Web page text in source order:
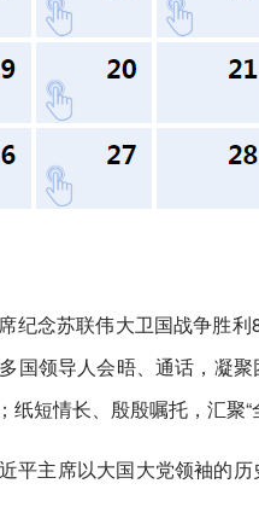
纪念苏联伟大卫国战争胜
国领导人会晤、通话，凝
纸短情长、殷殷嘱托，汇
平主席以大国大党领袖的